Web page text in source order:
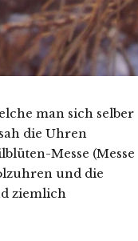
man sich selber
die Uhren
Messe (Messe
und die
ziemlich